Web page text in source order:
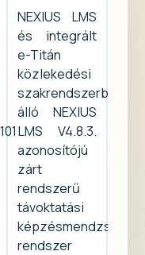
NEXIUS LMS
és integrált
e-Titán
közlekedési
szakrendszerből
álló NEXIUS
LMS V4.8.3.
azonosítójú
zárt
rendszerű
távoktatási
képzésmendzsment
rendszer